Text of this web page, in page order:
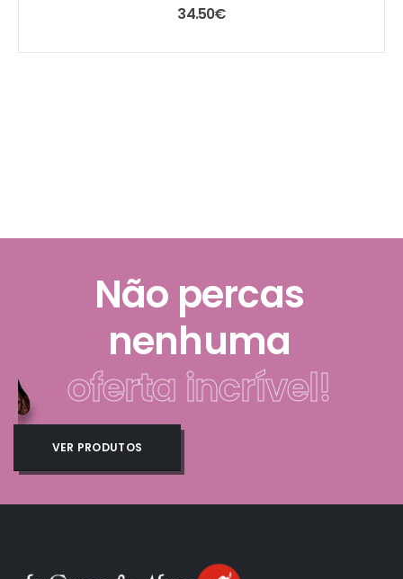
34.50€
Não percas
nenhuma
oferta incrível!
VER PRODUTOS